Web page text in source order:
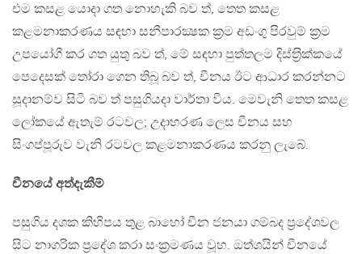
එම කසළ යොදා ගත නොහැකි බව ත්, තෙත කසළ
කළමනාකරණය සඳහා සනීපාරක්‍ෂක ක‍්‍රම අඩංගු පිරවුම් ක‍්‍රම
උපයෝගී කර ගත යුතු බව ත්, මේ සඳහා පුත්තලම දිස්ත‍්‍රික්කයේ
පෙදෙසක් තෝරා ගෙන තිබූ බව ත්, චීනය ඊට ආධාර කරන්නට
සූදානම්ව සිටි බව ත් පසුගියදා වාර්තා විය. මෙවැනි තෙත කසළ
ලෝකයේ ඇතැම් රටවල; උදාහරණ ලෙස චීනය සහ
සිංගප්පූරුව වැනි රටවල කළමනාකරණය කරනු ලැබේ.
චීනයේ අත්දැකීම්
පසුගිය දශක කිහිපය තුළ බාහෝ චීන ජනයා ගම්බද ප‍්‍රදේශවල
සිට නාගරික ප‍්‍රදේශ කරා සංක‍්‍රමණය වූහ. ඔත්‍ශයින් චීනයේ